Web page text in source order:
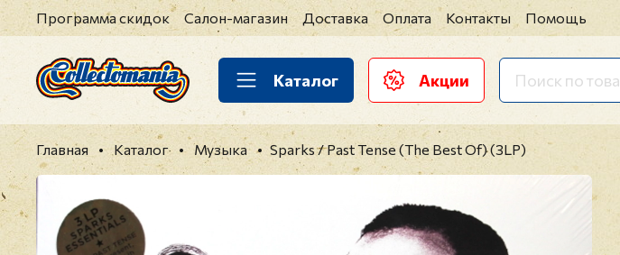
Программа скидок Салон-магазин Доставка Оплата Контакты Помощь
Каталог Акции
Главная Каталог Музыка Sparks / Past Tense (The Best Of) (3LP)